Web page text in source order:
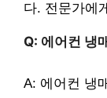
다. 전문가에
Q: 에어컨 냉
A: 에어컨 냉